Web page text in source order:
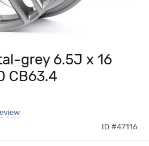
grey 6.5J x 16
CB63.4
ID #47116